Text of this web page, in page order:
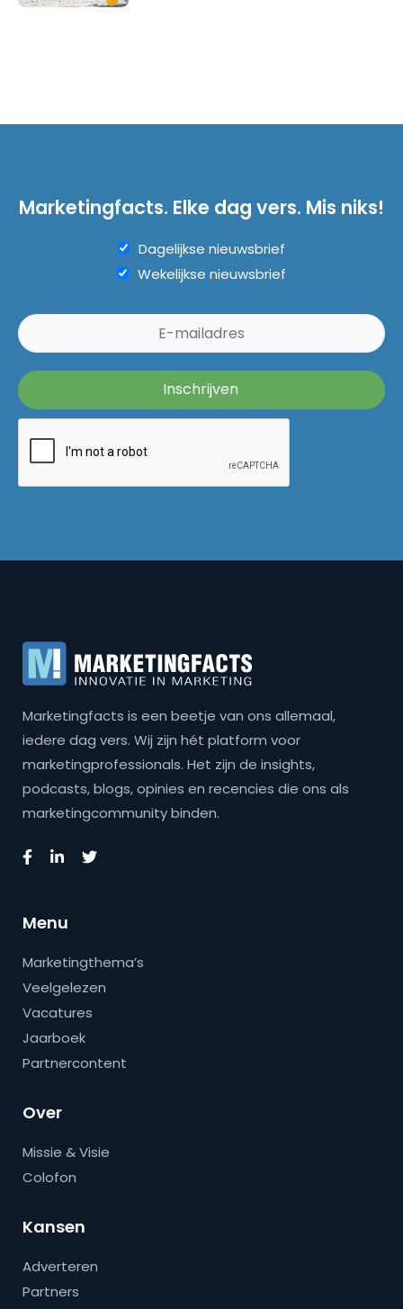
Marketingfacts. Elke dag vers. Mis niks!
Dagelijkse nieuwsbrief
Wekelijkse nieuwsbrief
Marketingfacts is een beetje van ons allemaal,
iedere dag vers. Wij zijn hét platform voor
marketingprofessionals. Het zijn de insights,
podcasts, blogs, opinies en recencies die ons als
marketingcommunity binden.
Menu
Marketingthema’s
Veelgelezen
Vacatures
Jaarboek
Partnercontent
Over
Missie & Visie
Colofon
Kansen
Adverteren
Partners